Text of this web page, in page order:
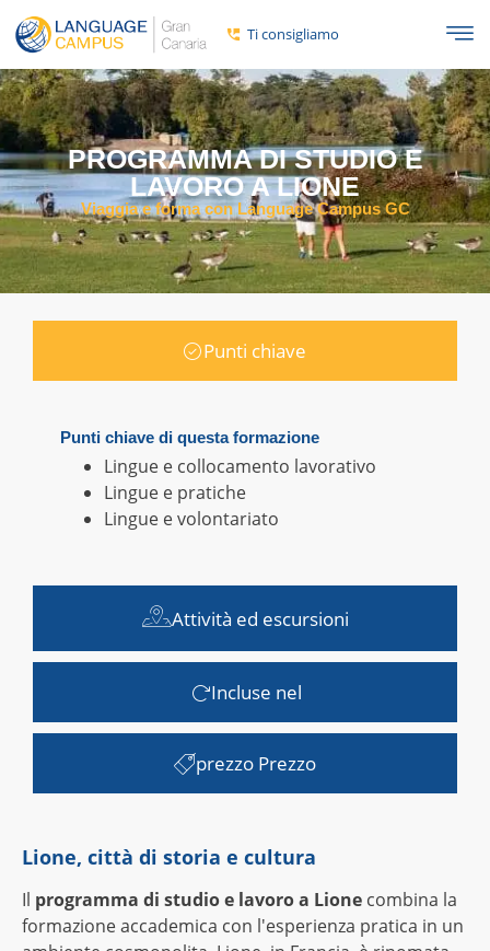
Ti consigliamo
PROGRAMMA DI STUDIO E
LAVORO A LIONE
Viaggia e forma con Language Campus GC
Punti chiave
Attività ed escursioni
Incluse nel
prezzo Prezzo
Punti chiave di questa formazione
Lingue e collocamento lavorativo
Lingue e pratiche
Lingue e volontariato
Lione, città di storia e cultura
Il programma di studio e lavoro a Lione combina la
formazione accademica con l'esperienza pratica in un